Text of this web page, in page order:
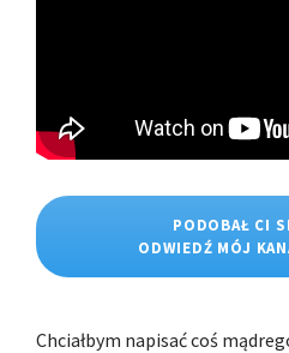
PODOBAŁ CI
ODWIEDŹ MÓJ
Chciałbym napisać coś